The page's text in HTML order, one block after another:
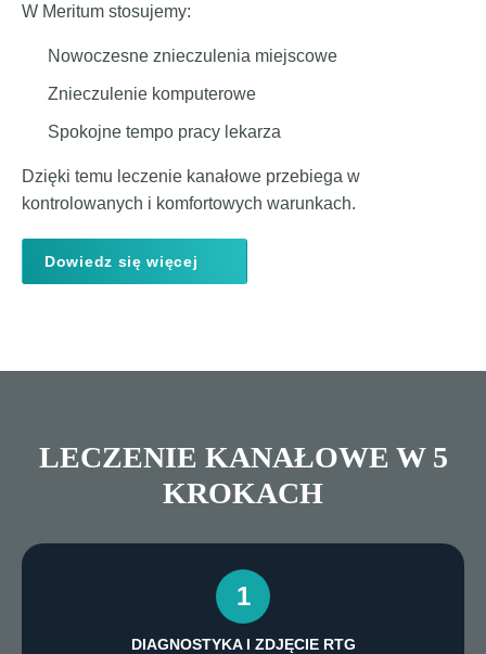
W Meritum stosujemy:
Nowoczesne znieczulenia miejscowe
Znieczulenie komputerowe
Spokojne tempo pracy lekarza
Dzięki temu leczenie kanałowe przebiega w
kontrolowanych i komfortowych warunkach.
Dowiedz się więcej
LECZENIE KANAŁOWE W 5
KROKACH
1
DIAGNOSTYKA I ZDJĘCIE RTG